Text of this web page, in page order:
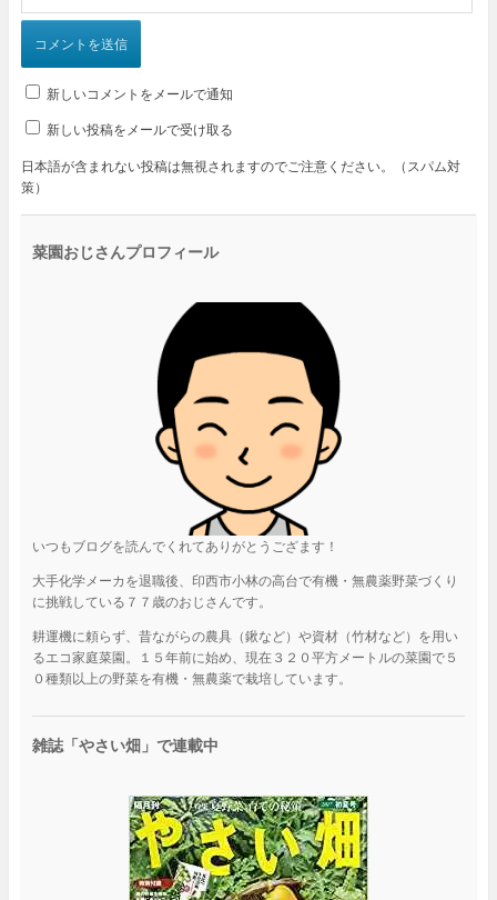
新しいコメントをメールで通知
新しい投稿をメールで受け取る
日本語が含まれない投稿は無視されますのでご注意ください。（スパム対
策）
菜園おじさんプロフィール
いつもブログを読んでくれてありがとうござます！
大手化学メーカを退職後、印西市小林の高台で有機・無農薬野菜づくり
に挑戦している７７歳のおじさんです。
耕運機に頼らず、昔ながらの農具（鍬など）や資材（竹材など）を用い
るエコ家庭菜園。１５年前に始め、現在３２０平方メートルの菜園で５
０種類以上の野菜を有機・無農薬で栽培しています。
雑誌「やさい畑」で連載中